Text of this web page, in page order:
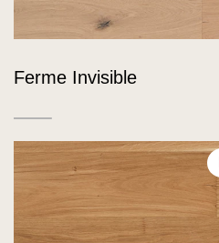
Ferme Invisible